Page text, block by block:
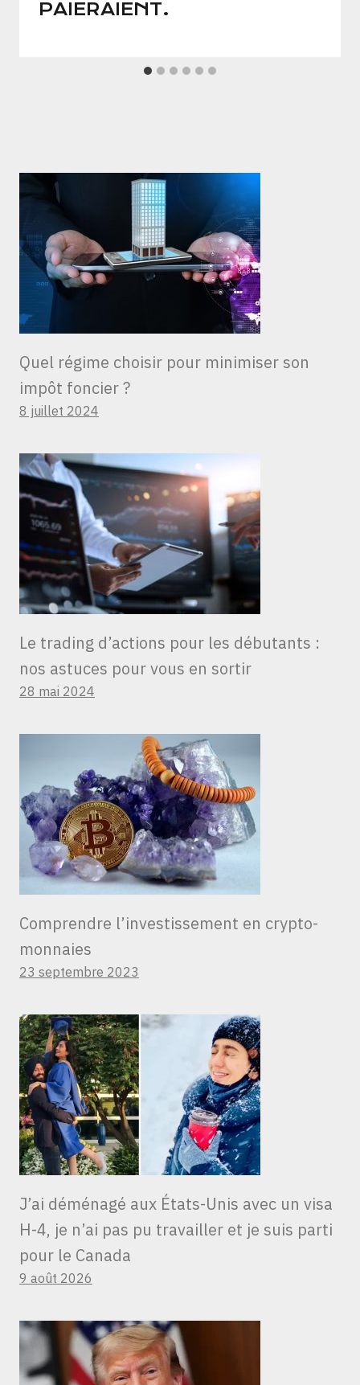
PAIERAIENT.
Quel régime choisir pour minimiser son
impôt foncier ?
8 juillet 2024
Le trading d’actions pour les débutants :
nos astuces pour vous en sortir
28 mai 2024
Comprendre l’investissement en crypto-
monnaies
23 septembre 2023
J’ai déménagé aux États-Unis avec un visa
H-4, je n’ai pas pu travailler et je suis parti
pour le Canada
9 août 2026